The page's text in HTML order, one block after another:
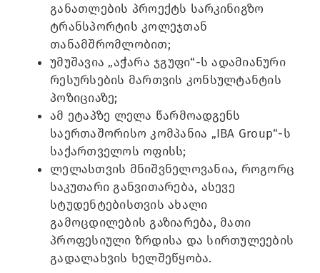
განათლების პროექტს სარკინიგზო
ტრანსპორტის კოლეჯთან
თანამშრომლობით;
უმუშავია „აჭარა ჯგუფი“-ს ადამიანური
რესურსების მართვის კონსულტანტის
პოზიციაზე;
ამ ეტაპზე ლელა წარმოადგენს
საერთაშორისო კომპანია „IBA Group“-ს
საქართველოს ოფისს;
ლელასთვის მნიშვნელოვანია, როგორც
საკუთარი განვითარება, ასევე
სტუდენტებისთვის ახალი
გამოცდილების გაზიარება, მათი
პროფესიული ზრდისა და სირთულეების
გადალახვის ხელშეწყობა.